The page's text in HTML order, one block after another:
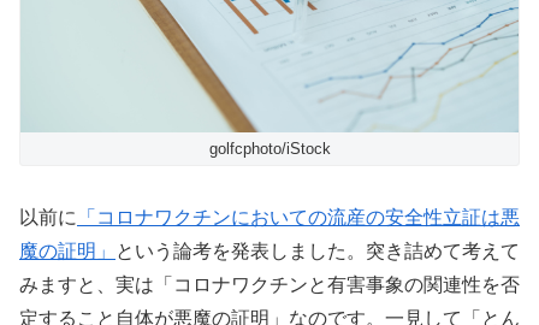
golfcphoto/iStock
以前に
「コロナワクチンにおいての流産の安全性立証は悪
魔の証明」
という論考を発表しました。突き詰めて考えて
みますと、実は「コロナワクチンと有害事象の関連性を否
定すること自体が悪魔の証明」なのです。一見して「とん